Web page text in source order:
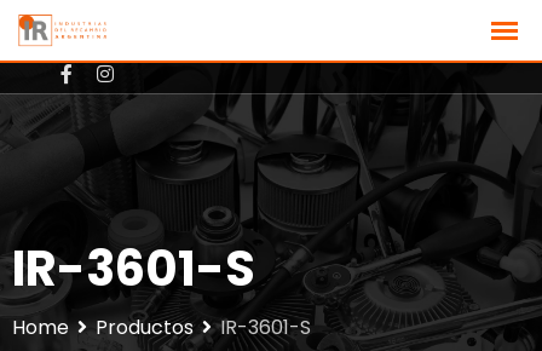
IR-3601-S
Home Productos IR-3601-S